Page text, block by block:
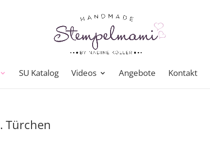
SU Katalog Videos Angebote Kontakt
Türchen